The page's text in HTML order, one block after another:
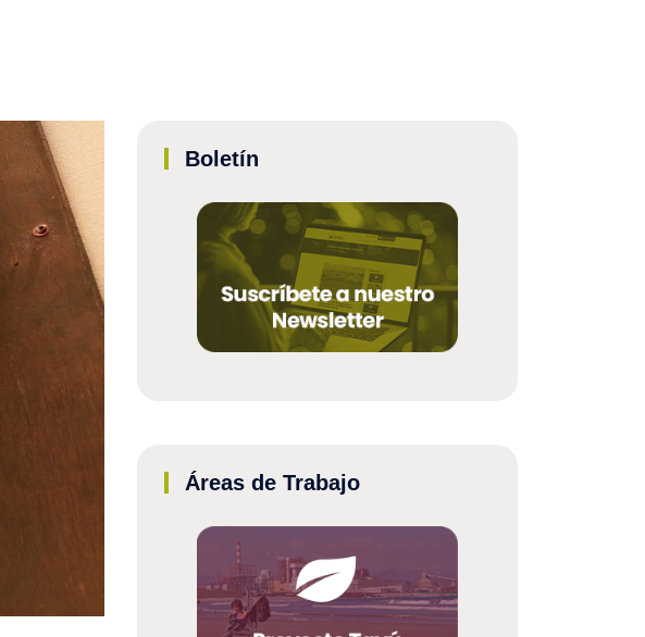
Boletín
Áreas de Trabajo